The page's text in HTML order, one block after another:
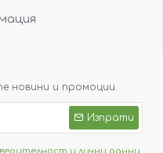
новини и промоции.
Изпрати